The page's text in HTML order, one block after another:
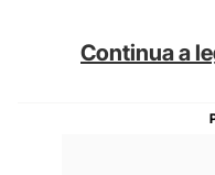
Continua a